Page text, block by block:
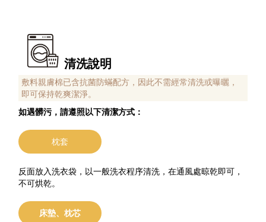
清洗說明
敷料親膚棉已含抗菌防蟎配方，因此不需經常清洗或曝曬，
即可保持乾爽潔淨。
如遇髒污，請遵照以下清潔方式：
枕套
反面放入洗衣袋，以一般洗衣程序清洗，在通風處晾乾即可，
不可烘乾。
床墊、枕芯